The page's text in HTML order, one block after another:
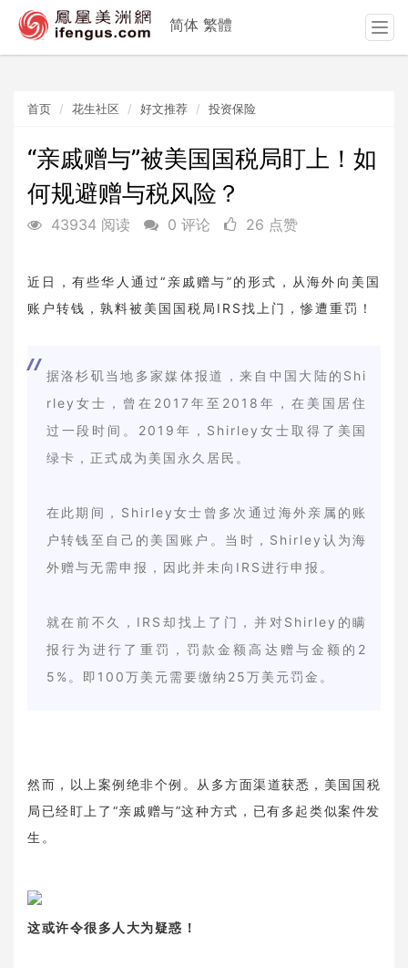
首页 花生社区 好文推荐 投资保险
“亲戚赠与”被美国国税局盯上！如
何规避赠与税风险？
43934 阅读 0 评论 26 点赞
近日，有些华人通过“亲戚赠与”的形式，从海外向美国
账户转钱，孰料被美国国税局IRS找上门，惨遭重罚！
据洛杉矶当地多家媒体报道，来自中国大陆的Shi
rley女士，曾在2017年至2018年，在美国居住
过一段时间。2019年，Shirley女士取得了美国
绿卡，正式成为美国永久居民。
在此期间，Shirley女士曾多次通过海外亲属的账
户转钱至自己的美国账户。当时，Shirley认为海
外赠与无需申报，因此并未向IRS进行申报。
就在前不久，IRS却找上了门，并对Shirley的瞒
报行为进行了重罚，罚款金额高达赠与金额的2
5%。即100万美元需要缴纳25万美元罚金。‍
然而，以上案例绝非个例。从多方面渠道获悉，美国国税
局已经盯上了“亲戚赠与”这种方式，已有多起类似案件发
生。
这或许令很多人大为疑惑！
简体 繁體
T
o
n
a
i